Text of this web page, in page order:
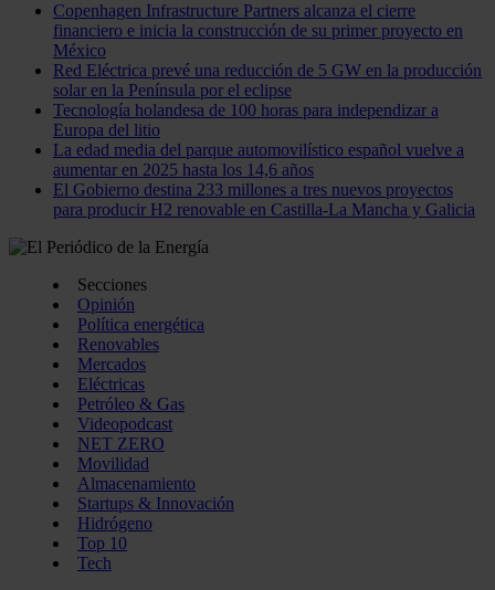
Copenhagen Infrastructure Partners alcanza el cierre
financiero e inicia la construcción de su primer proyecto en
México
Red Eléctrica prevé una reducción de 5 GW en la producción
solar en la Península por el eclipse
Tecnología holandesa de 100 horas para independizar a
Europa del litio
La edad media del parque automovilístico español vuelve a
aumentar en 2025 hasta los 14,6 años
El Gobierno destina 233 millones a tres nuevos proyectos
para producir H2 renovable en Castilla-La Mancha y Galicia
Secciones
Opinión
Política energética
Renovables
Mercados
Eléctricas
Petróleo & Gas
Videopodcast
NET ZERO
Movilidad
Almacenamiento
Startups & Innovación
Hidrógeno
Top 10
Tech